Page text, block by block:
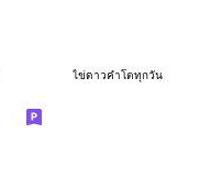
ไข่ดาวคำโตทุกวัน